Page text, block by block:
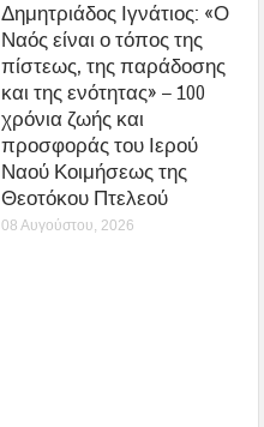
Δημητριάδος Ιγνάτιος: «Ο
Ναός είναι ο τόπος της
πίστεως, της παράδοσης
και της ενότητας» – 100
χρόνια ζωής και
προσφοράς του Ιερού
Ναού Κοιμήσεως της
Θεοτόκου Πτελεού
08 Αυγούστου, 2026